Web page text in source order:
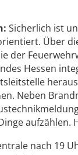
Sicherlich ist
Über
der
Hessen
Neben
aufzählen.
nach 19